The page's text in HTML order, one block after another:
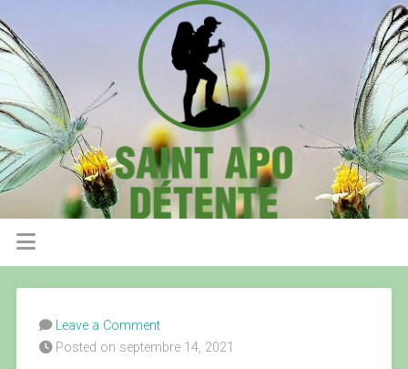
Leave a Comment
Posted on septembre 14, 2021